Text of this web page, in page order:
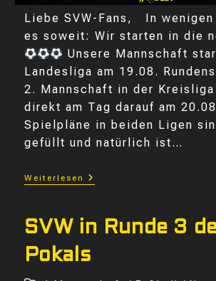
Liebe SVW-Fans, In
es soweit: Wir starten in die
Unsere Mannschaft
Landesliga am 19.08.
2. Mannschaft in der
direkt am Tag darauf am
Spielpläne in beiden Ligen
gefüllt und natürlich ist…
Weiterlesen
Spielpläne
SVW in Runde 3
Pokals